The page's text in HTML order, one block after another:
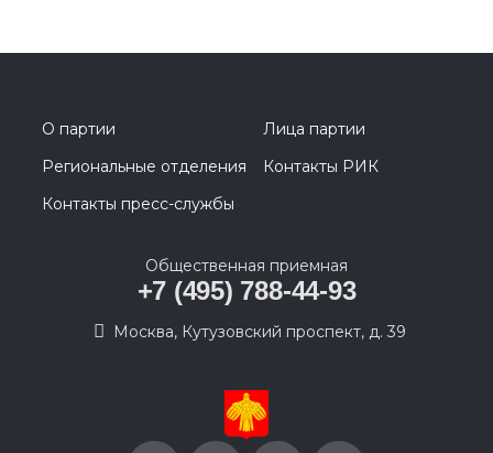
О партии
Лица партии
Региональные отделения
Контакты РИК
Контакты пресс-службы
Общественная приемная
+7 (495) 788-44-93
Москва, Кутузовский проспект, д. 39